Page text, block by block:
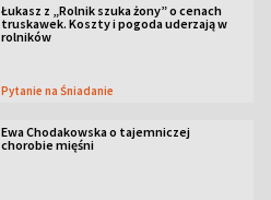
Łukasz z „Rolnik szuka żony” o cenach
truskawek. Koszty i pogoda uderzają w
rolników
Pytanie na Śniadanie
Ewa Chodakowska o tajemniczej
chorobie mięśni